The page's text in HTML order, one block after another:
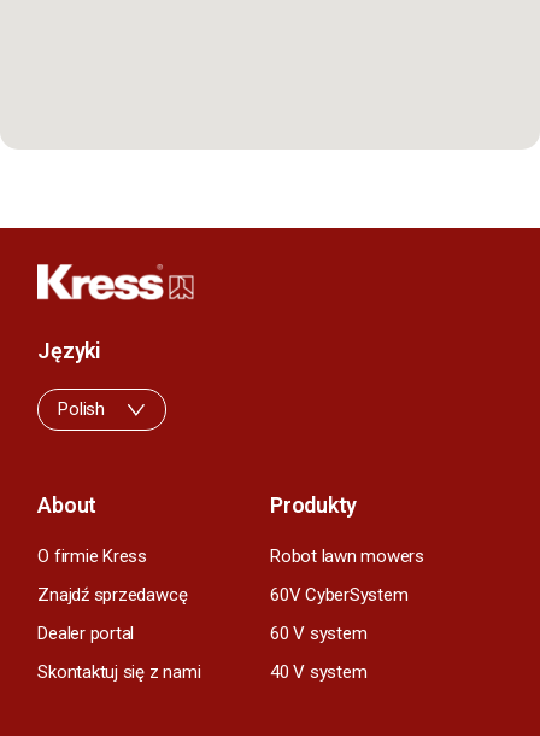
About
O firmie Kress
Znajdź sprzedawcę
Dealer portal
Skontaktuj się z nami
Produkty
Robot lawn mowers
60V CyberSystem
60 V system
40 V system
Języki
Polish